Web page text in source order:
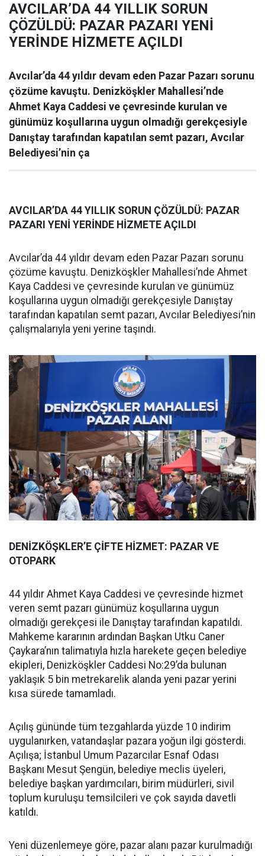
AVCILAR’DA 44 YILLIK SORUN
ÇÖZÜLDÜ: PAZAR PAZARI YENİ
YERİNDE HİZMETE AÇILDI
Avcılar’da 44 yıldır devam eden Pazar Pazarı sorunu
çözüme kavuştu. Denizköşkler Mahallesi’nde
Ahmet Kaya Caddesi ve çevresinde kurulan ve
günümüz koşullarına uygun olmadığı gerekçesiyle
Danıştay tarafından kapatılan semt pazarı, Avcılar
Belediyesi’nin ça
AVCILAR’DA 44 YILLIK SORUN ÇÖZÜLDÜ: PAZAR
PAZARI YENİ YERİNDE HİZMETE AÇILDI
Avcılar’da 44 yıldır devam eden Pazar Pazarı sorunu
çözüme kavuştu. Denizköşkler Mahallesi’nde Ahmet
Kaya Caddesi ve çevresinde kurulan ve günümüz
koşullarına uygun olmadığı gerekçesiyle Danıştay
tarafından kapatılan semt pazarı, Avcılar Belediyesi’nin
çalışmalarıyla yeni yerine taşındı.
DENİZKÖŞKLER’E ÇİFTE HİZMET: PAZAR VE
OTOPARK
44 yıldır Ahmet Kaya Caddesi ve çevresinde hizmet
veren semt pazarı günümüz koşullarına uygun
olmadığı gerekçesi ile Danıştay tarafından kapatıldı.
Mahkeme kararının ardından Başkan Utku Caner
Çaykara’nın talimatıyla hızla harekete geçen belediye
ekipleri, Denizköşkler Caddesi No:29’da bulunan
yaklaşık 5 bin metrekarelik alanda yeni pazar yerini
kısa sürede tamamladı.
Açılış gününde tüm tezgahlarda yüzde 10 indirim
uygulanırken, vatandaşlar pazara yoğun ilgi gösterdi.
Açılışa; İstanbul Umum Pazarcılar Esnaf Odası
Başkanı Mesut Şengün, belediye meclis üyeleri,
belediye başkan yardımcıları, birim müdürleri, sivil
toplum kuruluşu temsilcileri ve çok sayıda davetli
katıldı.
Yeni düzenlemeye göre, pazar alanı pazar kurulmadığı